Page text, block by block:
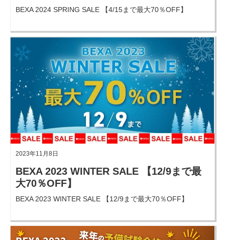
BEXA 2024 SPRING SALE 【4/15まで最大70％OFF】
2023年11月8日
BEXA 2023 WINTER SALE 【12/9まで最
大70％OFF】
BEXA 2023 WINTER SALE 【12/9まで最大70％OFF】